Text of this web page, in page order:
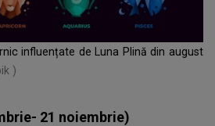
influențate de Luna Plină din august
)
21 noiembrie)